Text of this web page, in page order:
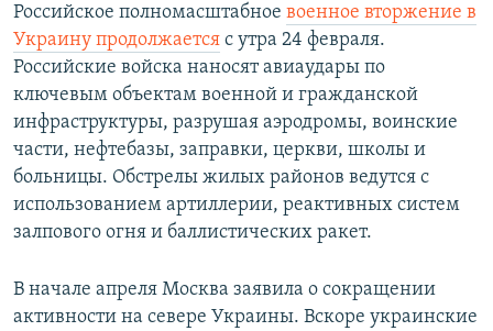
Российское полномасштабное военное вторжение в
Украину продолжается с утра 24 февраля.
Российские войска наносят авиаудары по
ключевым объектам военной и гражданской
инфраструктуры, разрушая аэродромы, воинские
части, нефтебазы, заправки, церкви, школы и
больницы. Обстрелы жилых районов ведутся с
использованием артиллерии, реактивных систем
залпового огня и баллистических ракет.
В начале апреля Москва заявила о сокращении
активности на севере Украины. Вскоре украинские